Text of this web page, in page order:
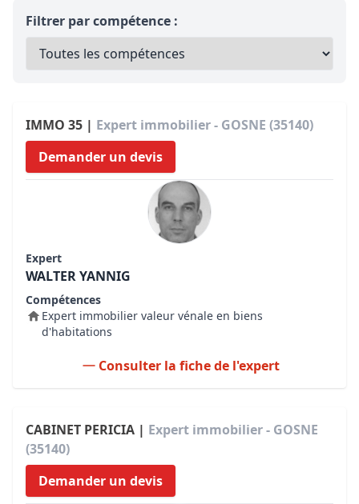
Filtrer par compétence :
IMMO 35 | Expert immobilier - GOSNE (35140)
Demander un devis
Expert
WALTER YANNIG
Compétences
Expert immobilier valeur vénale en biens
d'habitations
Consulter la fiche de l'expert
CABINET PERICIA | Expert immobilier - GOSNE
(35140)
Demander un devis